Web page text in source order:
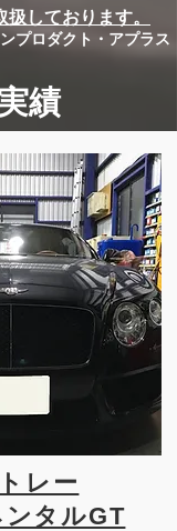
しております。
プロダクト・アプラス
レー
ンタルGT
績